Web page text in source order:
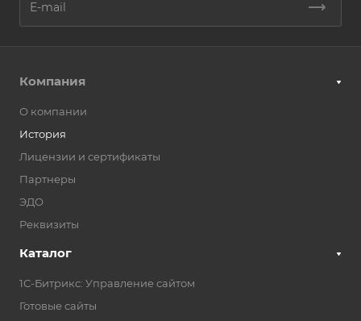
Компания
О компании
История
Лицензии и сертификаты
Партнеры
ЭДО
Реквизиты
Каталог
1С-Битрикс: Управление сайтом
Готовые сайты